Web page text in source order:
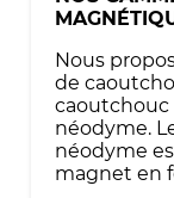
Nous
de
néodyme.
néodyme
magnet en